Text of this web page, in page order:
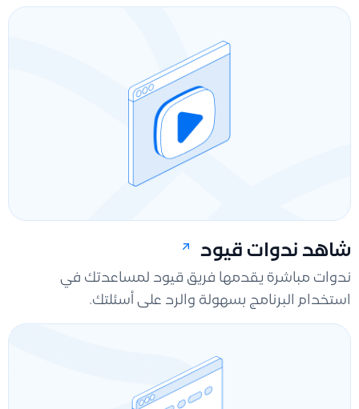
شاهد ندوات قيود
ندوات مباشرة يقدمها فريق قيود لمساعدتك في
استخدام البرنامج بسهولة والرد على أسئلتك.